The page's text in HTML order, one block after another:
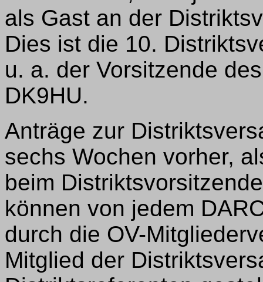
als Gast an der
Dies ist die 10.
u. a. der Vorsitzende
DK9HU.
Anträge zur
sechs Wochen vorher,
beim
können von jedem
durch die OV-
Mitglied der